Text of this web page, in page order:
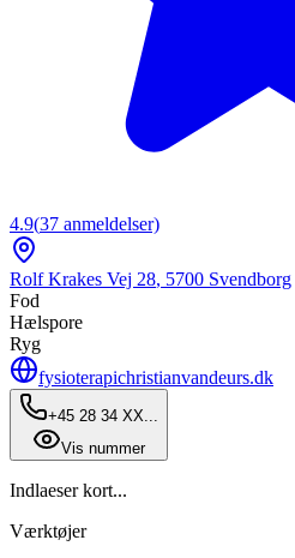
4.9(37 anmeldelser)
Rolf Krakes Vej 28, 5700 Svendborg
Fod
Hælspore
Ryg
fysioterapichristianvandeurs.dk
+45 28 34 XX...
Vis nummer
Indlaeser kort...
Værktøjer